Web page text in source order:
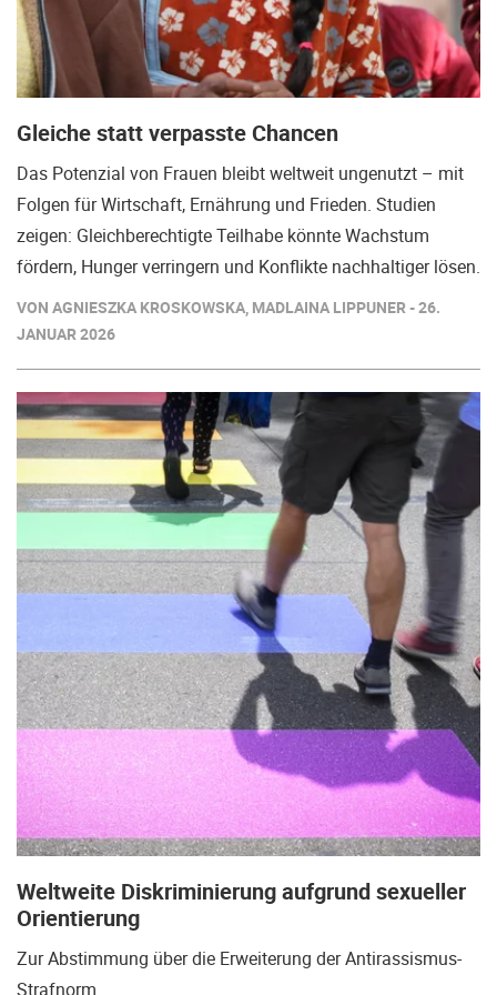
Gleiche statt verpasste Chancen
Das Potenzial von Frauen bleibt weltweit ungenutzt – mit
Folgen für Wirtschaft, Ernährung und Frieden. Studien
zeigen: Gleichberechtigte Teilhabe könnte Wachstum
fördern, Hunger verringern und Konflikte nachhaltiger lösen.
VON AGNIESZKA KROSKOWSKA, MADLAINA LIPPUNER - 26.
JANUAR 2026
Weltweite Diskriminierung aufgrund sexueller
Orientierung
Zur Abstimmung über die Erweiterung der Antirassismus-
Strafnorm